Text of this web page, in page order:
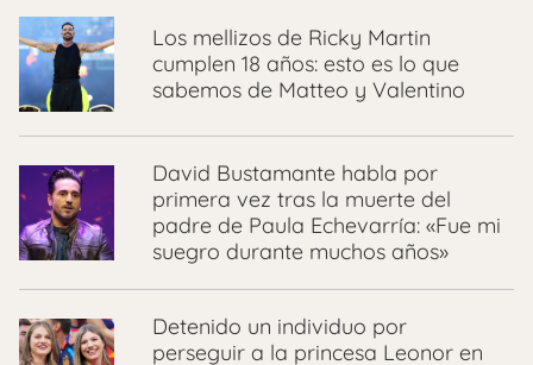
Los mellizos de Ricky Martin
cumplen 18 años: esto es lo que
sabemos de Matteo y Valentino
David Bustamante habla por
primera vez tras la muerte del
padre de Paula Echevarría: «Fue mi
suegro durante muchos años»
Detenido un individuo por
perseguir a la princesa Leonor en